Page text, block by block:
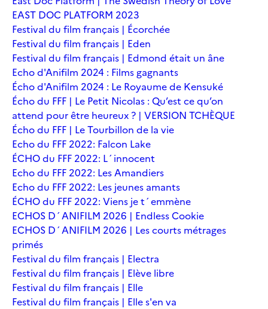
EAST DOC PLATFORM 2023
Festival du film français | Écorchée
Festival du film français | Eden
Festival du film français | Edmond était un âne
Echo d'Anifilm 2024 : Films gagnants
Écho d'Anifilm 2024 : Le Royaume de Kensuké
Écho du FFF | Le Petit Nicolas : Qu’est ce qu’on
attend pour être heureux ? | VERSION TCHÈQUE
Écho du FFF | Le Tourbillon de la vie
Echo du FFF 2022: Falcon Lake
ÉCHO du FFF 2022: L´innocent
Echo du FFF 2022: Les Amandiers
Echo du FFF 2022: Les jeunes amants
ÉCHO du FFF 2022: Viens je t´emmène
ECHOS D´ANIFILM 2026 | Endless Cookie
ECHOS D´ANIFILM 2026 | Les courts métrages
primés
Festival du film français | Electra
Festival du film français | Elève libre
Festival du film français | Elle
Festival du film français | Elle s'en va